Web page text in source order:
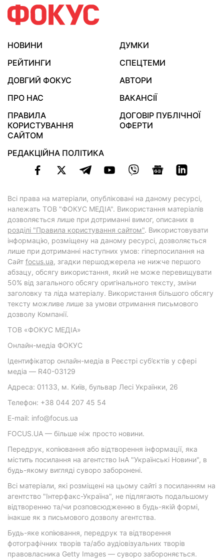
НОВИНИ
ДУМКИ
РЕЙТИНГИ
СПЕЦТЕМИ
ДОВГИЙ ФОКУС
АВТОРИ
ПРО НАС
ВАКАНСІЇ
ПРАВИЛА
КОРИСТУВАННЯ
САЙТОМ
ДОГОВІР ПУБЛІЧНОЇ
ОФЕРТИ
РЕДАКЦІЙНА ПОЛІТИКА
Всі права на матеріали, опубліковані на даному ресурсі,
належать ТОВ "ФОКУС МЕДІА". Використання матеріалів
дозволяється лише при дотриманні вимог, описаних в
розділі "Правила користування сайтом". Використовувати
інформацію, розміщену на даному ресурсі, дозволяється
лише при дотриманні наступних умов: гіперпосилання на
Cайт focus.ua, згадки першоджерела не нижче першого
абзацу, обсягу використання, який не може перевищувати
50% від загального обсягу оригінального тексту, зміни
заголовку та ліда матеріалу. Використання більшого обсягу
тексту можливе лише за умови отримання письмового
дозволу Компанії.
ТОВ «ФОКУС МЕДІА»
Онлайн-медіа ФОКУС
Ідентифікатор онлайн-медіа в Реєстрі суб’єктів у сфері
медіа — R40-03129
Адреса: 01133, м. Київ, бульвар Лесі Українки, 26
Телефон: +38 044 207 45 54
E-mail: info@focus.ua
FOCUS.UA — більше ніж просто новини.
Передрук, копіювання або відтворення інформації, яка
містить посилання на агентство ІнА "Українські Новини", в
будь-якому вигляді суворо заборонені.
Всі матеріали, які розміщені на цьому сайті з посиланням на
агентство "Інтерфакс-Україна", не підлягають подальшому
відтворенню та/чи розповсюдженню в будь-якій формі,
інакше як з письмового дозволу агентства.
Будь-яке копіювання, передрук та відтворення
фотографічних творів та/або аудіовізуальних творів
правовласника Getty Images — суворо забороняється.